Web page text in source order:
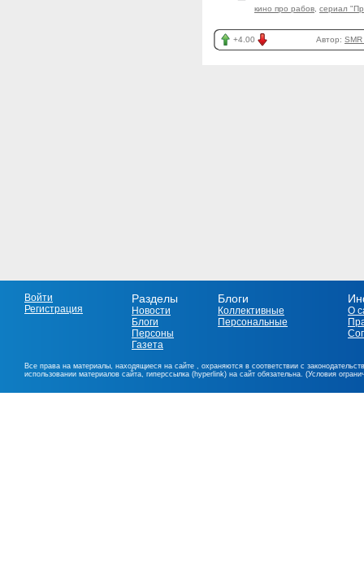
кино про рабов сериал
+4.00 Автор:
Войти
Регистрация
Разделы
Новости
Блоги
Персоны
Газета
Блоги
Коллективные
Персональные
О
Все права на материалы, находящиеся на сайте , охраняются в соответствии с
использовании материалов сайта, гиперссылка (hyperlink) на сайт обязательна. (Условия